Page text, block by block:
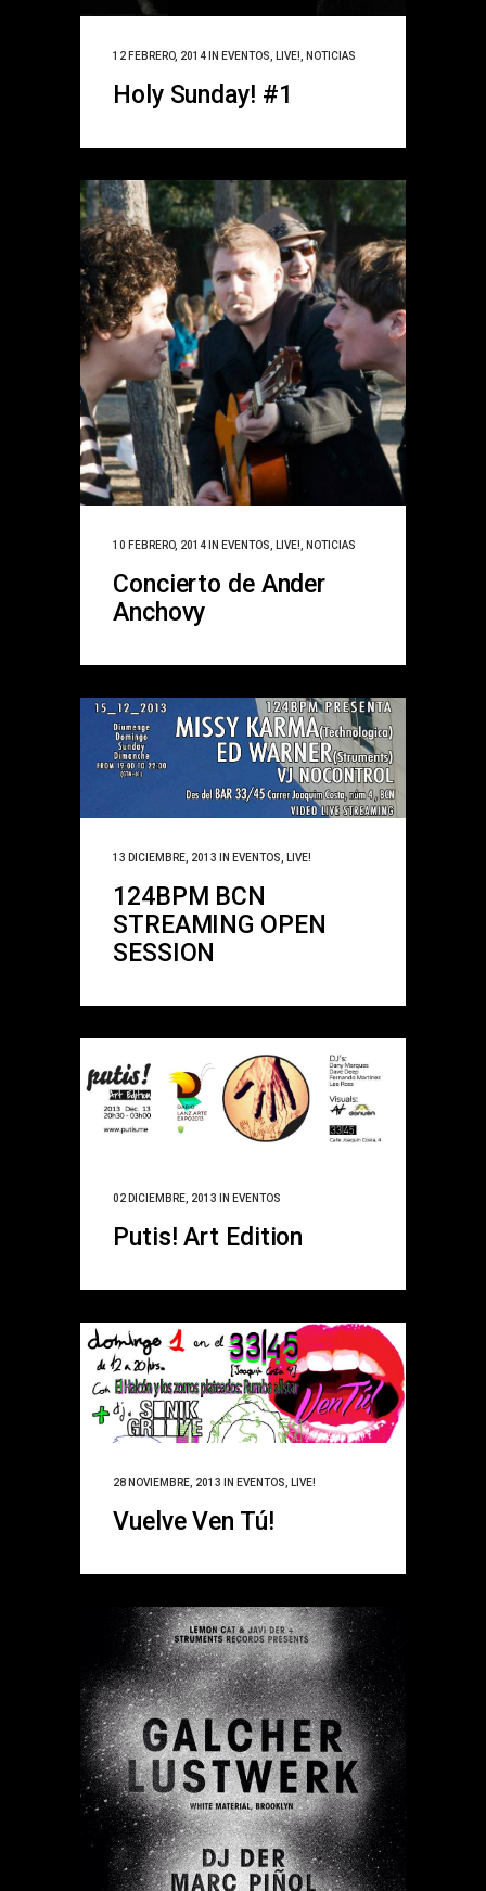
12 FEBRERO, 2014 IN EVENTOS LIVE! NOTICIAS
Holy Sunday! #1
10 FEBRERO, 2014 IN EVENTOS LIVE! NOTICIAS
Concierto de Ander
Anchovy
13 DICIEMBRE, 2013 IN EVENTOS LIVE!
124BPM BCN
STREAMING OPEN
SESSION
02 DICIEMBRE, 2013 IN EVENTOS
Putis! Art Edition
28 NOVIEMBRE, 2013 IN EVENTOS LIVE!
Vuelve Ven Tú!